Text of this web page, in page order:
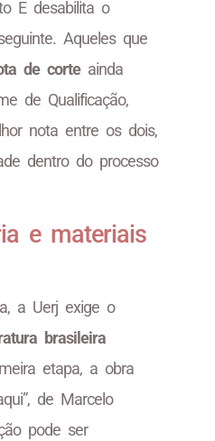
E desabilita o
Aqueles que
de corteainda
de Qualificação,
nota entre os dois,
dentro do processo
e materiais
a Uerj exige o
brasileira
etapa, a obra
de Marcelo
pode ser